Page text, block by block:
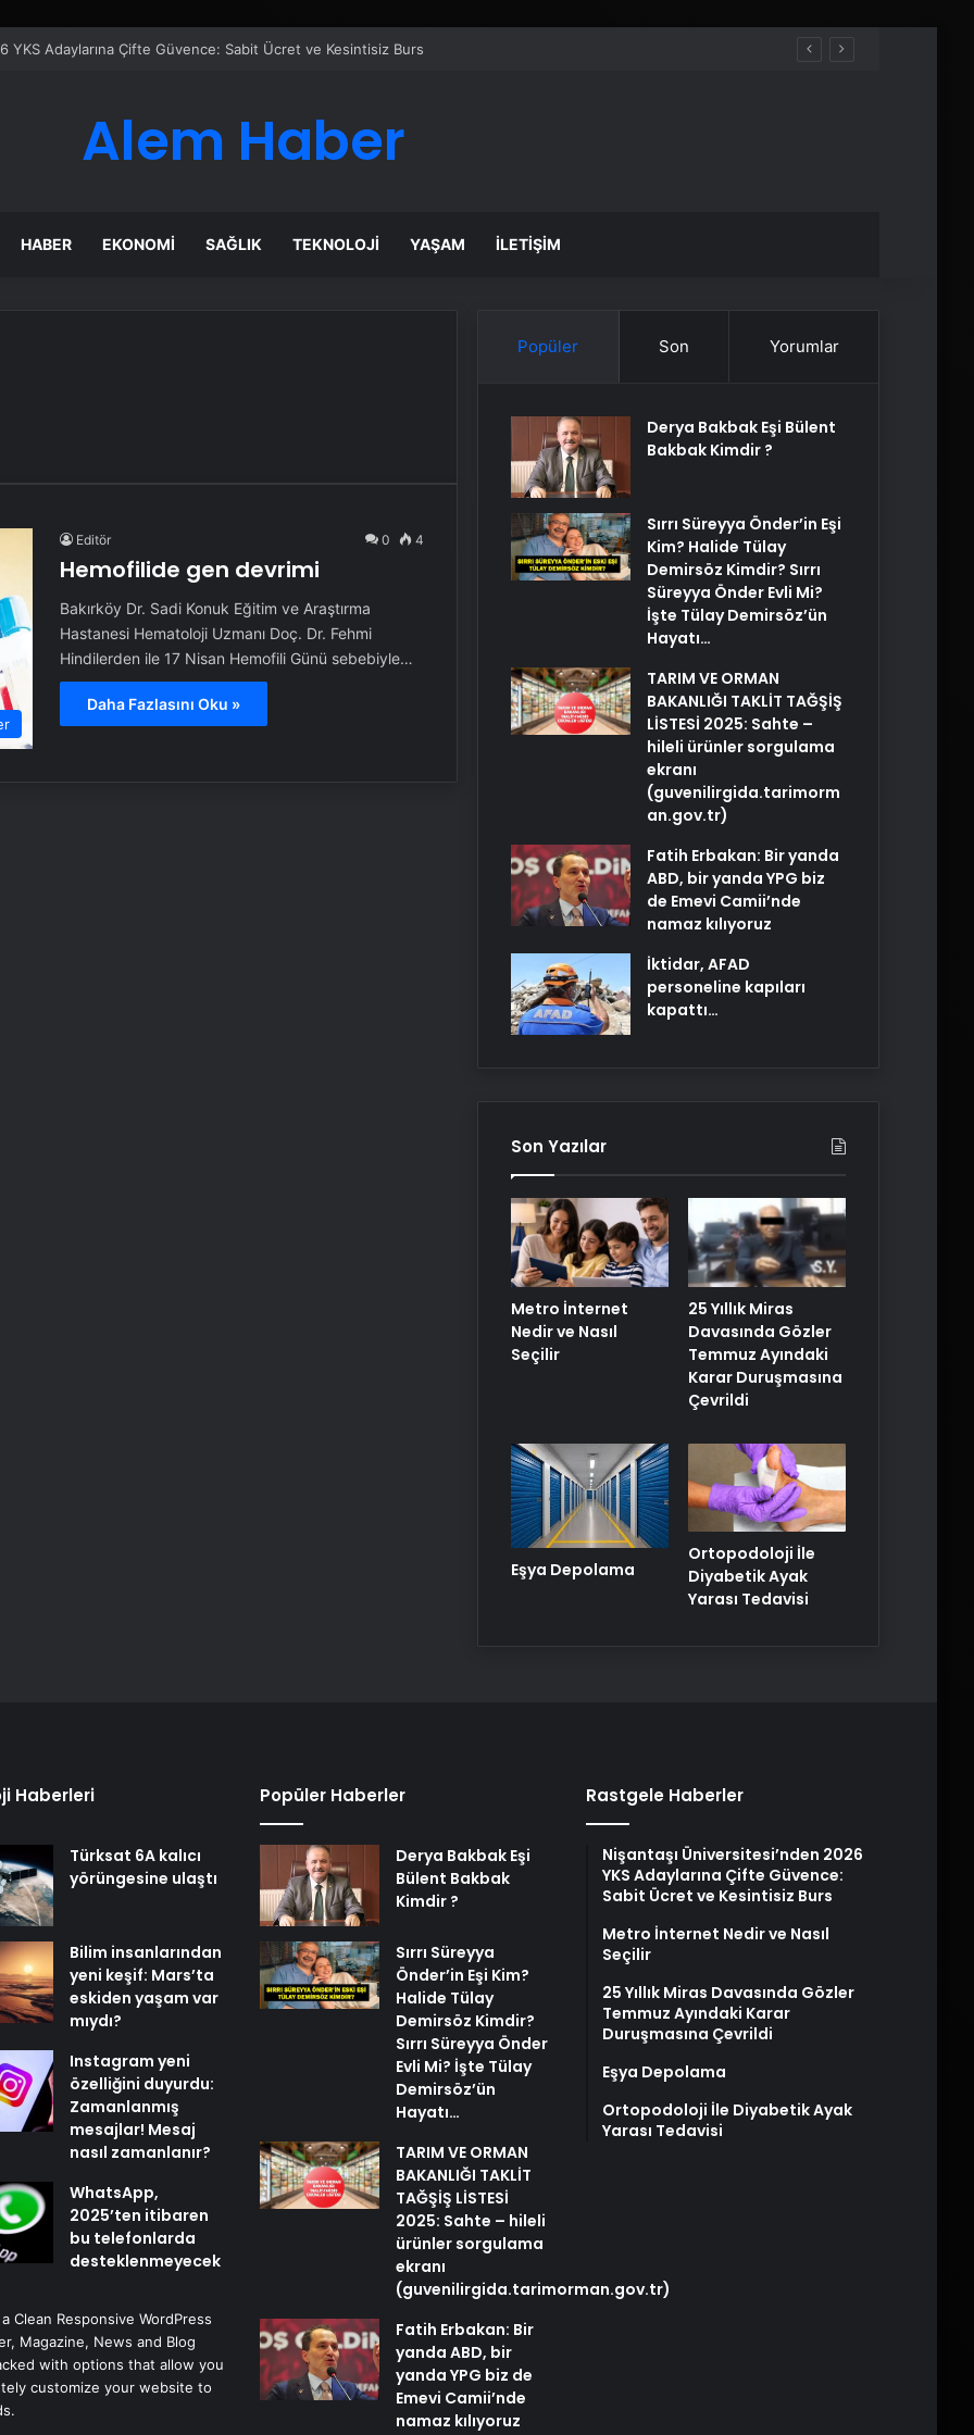
YKS Adaylarına Çifte Güvence: Sabit Ücret ve Kesintisiz Burs
Alem Haber
HABER EKONOMI SAĞLIK TEKNOLOJI YAŞAM İLETIŞIM
Editör 0 4
Hemofilide gen devrimi
Bakırköy Dr. Sadi Konuk Eğitim ve Araştırma
Hastanesi Hematoloji Uzmanı Doç. Dr. Fehmi
Hindilerden ile 17 Nisan Hemofili Günü sebebiyle…
Daha Fazlasını Oku »
Popüler Son Yorumlar
Derya Bakbak Eşi Bülent
Bakbak Kimdir ?
Sırrı Süreyya Önder’in Eşi
Kim? Halide Tülay
Demirsöz Kimdir? Sırrı
Süreyya Önder Evli Mi?
İşte Tülay Demirsöz’ün
Hayatı…
TARIM VE ORMAN
BAKANLIĞI TAKLİT TAĞŞİŞ
LİSTESİ 2025: Sahte –
hileli ürünler sorgulama
ekranı
(guvenilirgida.tarimorm
an.gov.tr)
Fatih Erbakan: Bir yanda
ABD, bir yanda YPG biz
de Emevi Camii’nde
namaz kılıyoruz
İktidar, AFAD
personeline kapıları
kapattı…
Son Yazılar
Metro İnternet
Nedir ve Nasıl
Seçilir
25 Yıllık Miras
Davasında Gözler
Temmuz Ayındaki
Karar Duruşmasına
Çevrildi
Eşya Depolama
Ortopodoloji İle
Diyabetik Ayak
Yarası Tedavisi
Haberleri
Türksat 6A kalıcı
yörüngesine ulaştı
Bilim insanlarından
yeni keşif: Mars’ta
eskiden yaşam var
mıydı?
Instagram yeni
özelliğini duyurdu:
Zamanlanmış
mesajlar! Mesaj
nasıl zamanlanır?
WhatsApp,
2025’ten itibaren
bu telefonlarda
desteklenmeyecek
Clean Responsive WordPress
Magazine, News and Blog
with options that allow you
customize your website to
Popüler Haberler
Derya Bakbak Eşi
Bülent Bakbak
Kimdir ?
Sırrı Süreyya
Önder’in Eşi Kim?
Halide Tülay
Demirsöz Kimdir?
Sırrı Süreyya Önder
Evli Mi? İşte Tülay
Demirsöz’ün
Hayatı…
TARIM VE ORMAN
BAKANLIĞI TAKLİT
TAĞŞİŞ LİSTESİ
2025: Sahte – hileli
ürünler sorgulama
ekranı
(guvenilirgida.tarimorman.gov.tr)
Fatih Erbakan: Bir
yanda ABD, bir
yanda YPG biz de
Emevi Camii’nde
namaz kılıyoruz
Rastgele Haberler
Nişantaşı Üniversitesi’nden 2026
YKS Adaylarına Çifte Güvence:
Sabit Ücret ve Kesintisiz Burs
Metro İnternet Nedir ve Nasıl
Seçilir
25 Yıllık Miras Davasında Gözler
Temmuz Ayındaki Karar
Duruşmasına Çevrildi
Eşya Depolama
Ortopodoloji İle Diyabetik Ayak
Yarası Tedavisi